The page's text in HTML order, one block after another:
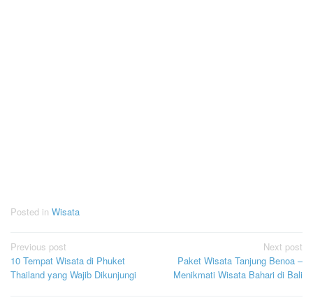
Posted in Wisata
Post
navigation
Previous post
10 Tempat Wisata di Phuket
Thailand yang Wajib Dikunjungi
Next post
Paket Wisata Tanjung Benoa –
Menikmati Wisata Bahari di Bali